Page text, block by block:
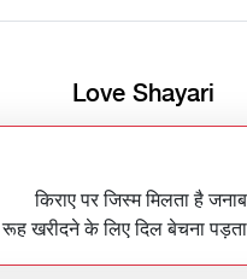
Love Shayari
किराए पर जिस्म मिलता है
रूह खरीदने के लिए दिल बेचना